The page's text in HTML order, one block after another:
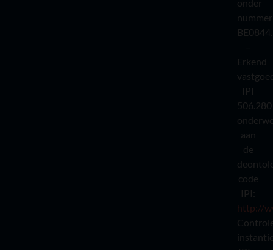
onder
nummer
–
Erkend
IPI
506.280
aan
de
code
IPI:
http://